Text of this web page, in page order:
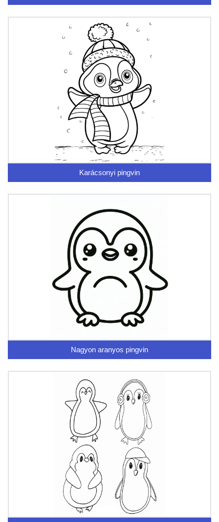
Karácsonyi pingvin
Nagyon aranyos pingvin